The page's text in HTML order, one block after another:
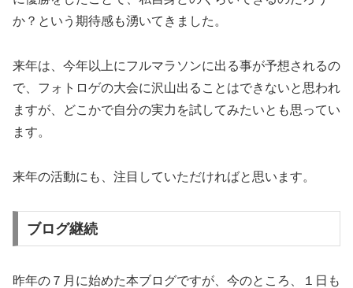
か？という期待感も湧いてきました。
来年は、今年以上にフルマラソンに出る事が予想されるの
で、フォトロゲの大会に沢山出ることはできないと思われ
ますが、どこかで自分の実力を試してみたいとも思ってい
ます。
来年の活動にも、注目していただければと思います。
ブログ継続
昨年の７月に始めた本ブログですが、今のところ、１日も